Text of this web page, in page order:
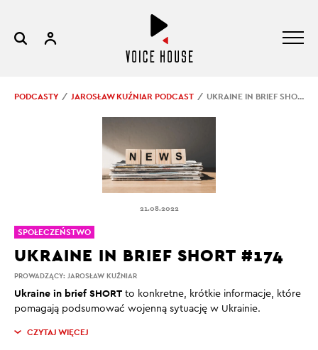
PODCASTY JAROSŁAW KUŹNIAR PODCAST UKRAINE IN BRIEF SHORT #174
21.08.2022
PROWADZĄCY: JAROSŁAW KUŹNIAR
UKRAINE IN BRIEF SHORT #174
Ukraine in brief SHORT to konkretne, krótkie informacje, które
pomagają podsumować wojenną sytuację w Ukrainie.
CZYTAJ WIĘCEJ
SPOŁECZEŃSTWO